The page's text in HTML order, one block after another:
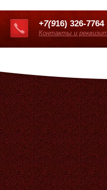
+7(916) 326-7764
Контакты и